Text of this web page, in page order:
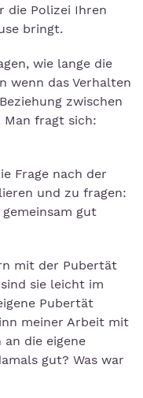
die Polizei Ihren
bringt.
wie lange die
wenn das Verhalten
zwischen
Man fragt sich:
Frage nach der
und zu fragen:
gut
mit der Pubertät
sie leicht im
Pubertät
meiner Arbeit mit
die eigene
gut? Was war